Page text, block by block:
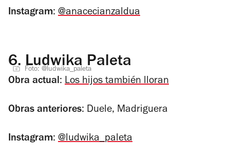
Instagram: @anacecianzaldua
6. Ludwika Paleta
Foto: @ludwika_paleta
Obra actual: Los hijos también lloran
Obras anteriores: Duele, Madriguera
Instagram: @ludwika_paleta